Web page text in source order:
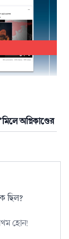
অগ্নিকাণ্ডের
ছিল?
হোন!